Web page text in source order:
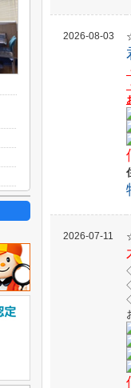
2026-08-03
2026-07-11